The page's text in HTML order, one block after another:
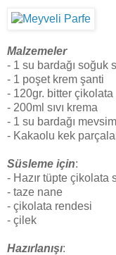
Malzemeler
- 1 su bardağı soğuk
- 1 poşet krem şanti
- 120gr. bitter çikolata
- 200ml sıvı krema
- 1 su bardağı
- Kakaolu kek
Süsleme için:
- Hazır tüpte çikolata
- taze nane
- çikolata rendesi
- çilek
Hazırlanışı: